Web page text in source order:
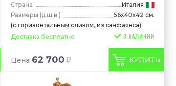
Страна
Италия
Размеры (д.ш.в.)
56x40x42 см.
(с горизонтальным сливом, из санфаянса)
Доставка бесплатно
Цена 62 700 КУПИТЬ